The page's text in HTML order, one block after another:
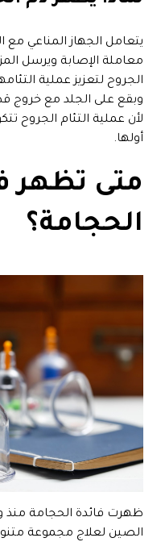
يتعامل الجهاز المناعي مع
معاملة الإصابة ويرسل
الجروح لتعزيز عملية
وبقع على الجلد مع خروج
أولها.
متى تظهر
الحجامة؟
ظهرت فائدة الحجامة
الصين لعلاج مجموعة